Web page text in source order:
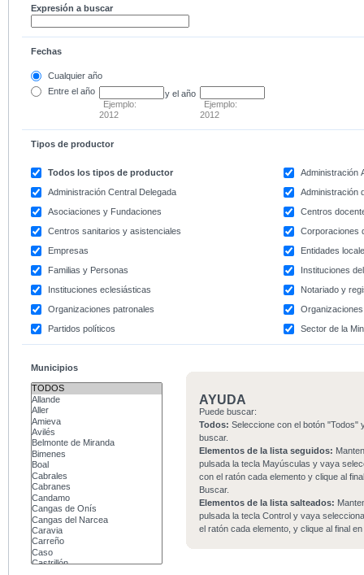
Expresión a buscar
Fechas
Cualquier año
Entre el año
Ejemplo:
2012
y el año
Ejemplo:
2012
Tipos de productor
Todos los tipos de productor
Administración
Administración Central Delegada
Administración
Asociaciones y Fundaciones
Centros
Centros sanitarios y asistenciales
Corporaciones
Empresas
Entidades
Familias y Personas
Instituciones
Instituciones eclesiásticas
Notariado y
Organizaciones patronales
Partidos políticos
Sector de la
Municipios
AYUDA
Puede buscar:
Todos: Seleccione con el botón "Todos"
buscar.
Elementos de la lista seguidos:
pulsada la tecla Mayúsculas y vaya
con el ratón cada elemento y clique al
Buscar.
Elementos de la lista salteados:
pulsada la tecla Control y vaya
el ratón cada elemento, y clique al final